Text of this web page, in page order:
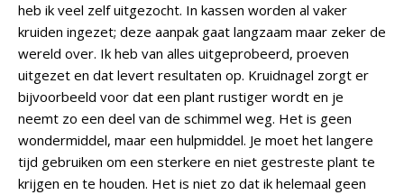
heb ik veel zelf uitgezocht. In kassen worden al vaker
kruiden ingezet; deze aanpak gaat langzaam maar zeker de
wereld over. Ik heb van alles uitgeprobeerd, proeven
uitgezet en dat levert resultaten op. Kruidnagel zorgt er
bijvoorbeeld voor dat een plant rustiger wordt en je
neemt zo een deel van de schimmel weg. Het is geen
wondermiddel, maar een hulpmiddel. Je moet het langere
tijd gebruiken om een sterkere en niet gestreste plant te
krijgen en te houden. Het is niet zo dat ik helemaal geen